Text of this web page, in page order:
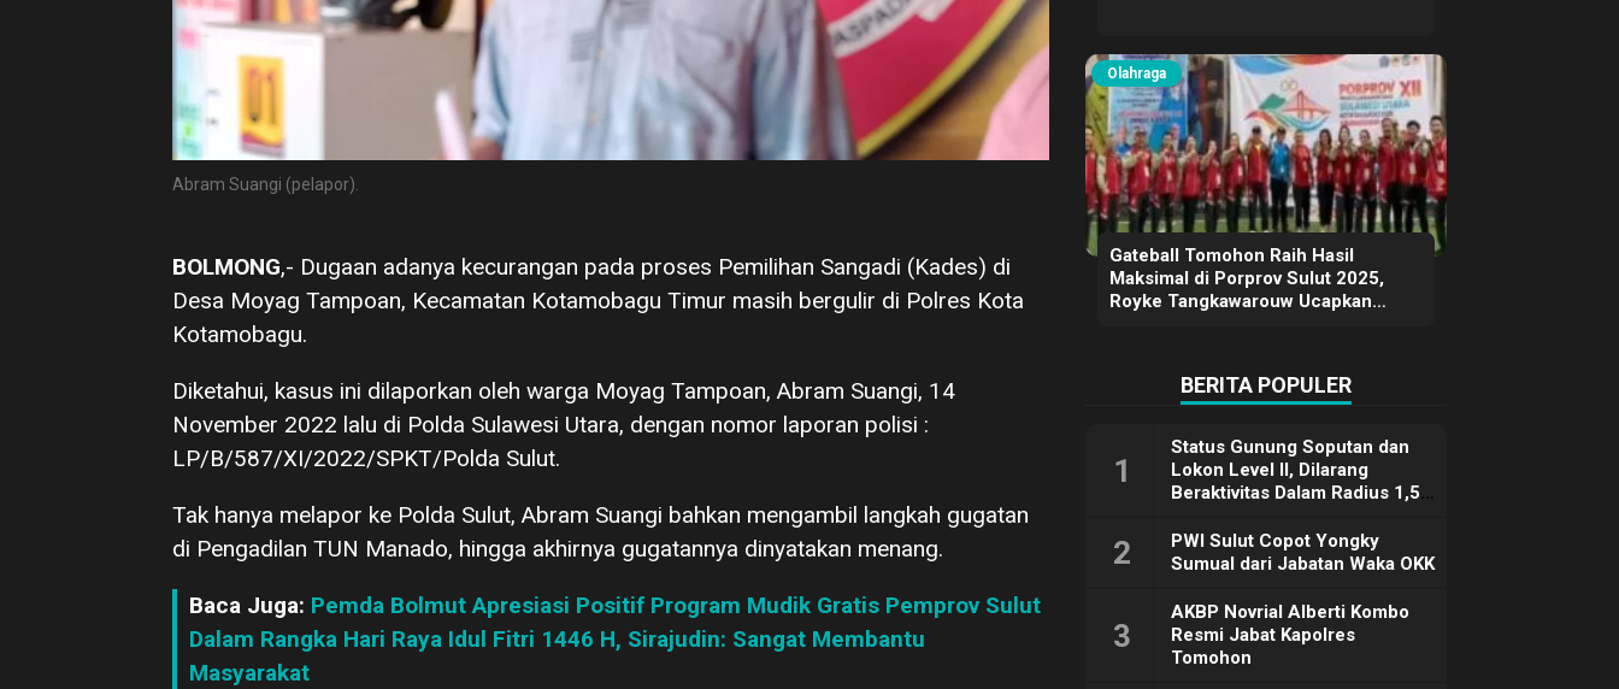
Abram Suangi (pelapor).
BOLMONG,- Dugaan adanya kecurangan pada proses Pemilihan Sangadi (Kades) di
Desa Moyag Tampoan, Kecamatan Kotamobagu Timur masih bergulir di Polres Kota
Kotamobagu.
Diketahui, kasus ini dilaporkan oleh warga Moyag Tampoan, Abram Suangi, 14
November 2022 lalu di Polda Sulawesi Utara, dengan nomor laporan polisi :
LP/B/587/XI/2022/SPKT/Polda Sulut.
Tak hanya melapor ke Polda Sulut, Abram Suangi bahkan mengambil langkah gugatan
di Pengadilan TUN Manado, hingga akhirnya gugatannya dinyatakan menang.
Baca Juga: Pemda Bolmut Apresiasi Positif Program Mudik Gratis Pemprov Sulut
Dalam Rangka Hari Raya Idul Fitri 1446 H, Sirajudin: Sangat Membantu
Masyarakat
Olahraga
Gateball Tomohon Raih Hasil
Maksimal di Porprov Sulut 2025,
Royke Tangkawarouw Ucapkan
BERITA POPULER
1
Status Gunung Soputan dan
Lokon Level II, Dilarang
Beraktivitas Dalam Radius 1,5
2
PWI Sulut Copot Yongky
Sumual dari Jabatan Waka OKK
3
AKBP Novrial Alberti Kombo
Resmi Jabat Kapolres
Tomohon